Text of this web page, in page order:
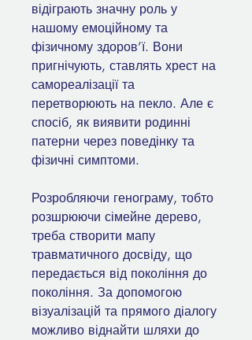
відіграють значну роль у
нашому емоційному та
фізичному здоров’ї. Вони
пригнічують, ставлять хрест на
самореалізації та
перетворюють на пекло. Але є
спосіб, як виявити родинні
патерни через поведінку та
фізичні симптоми.
Розробляючи генограму, тобто
розшрюючи сімейне дерево,
треба створити мапу
травматичного досвіду, що
передається від покоління до
покоління. За допомогою
візуалізацій та прямого діалогу
можливо віднайти шляхи до